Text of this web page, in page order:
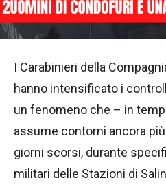
I Carabinieri della
hanno intensificato i
un fenomeno che – in
assume contorni ancora
giorni scorsi, durante
militari delle Stazioni di